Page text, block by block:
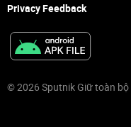
Privacy Feedback
© 2026 Sputnik Giữ toàn